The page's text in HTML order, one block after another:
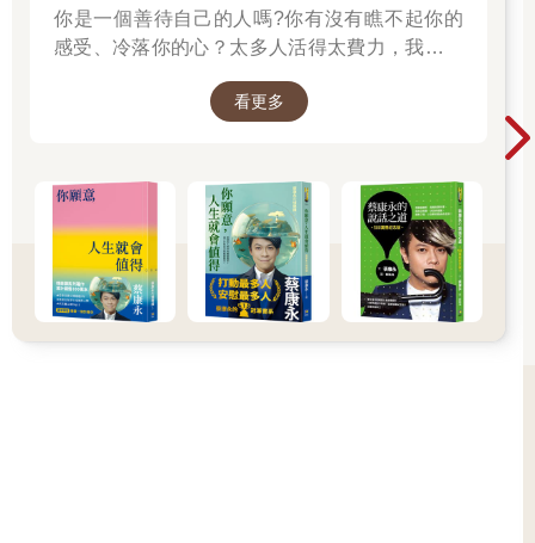
你是一個善待自己的人嗎?你有沒有瞧不起你的
感受、冷落你的心？太多人活得太費力，我想為
舒服、也更滿足的方法。所以我寫了這本書。
看更多